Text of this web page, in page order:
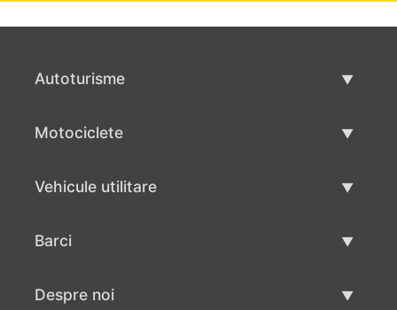
Autoturisme
Motociclete
Vehicule utilitare
Barci
Despre noi